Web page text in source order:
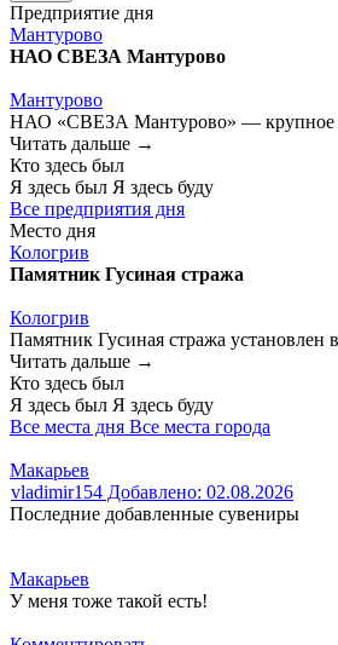
Предприятие дня
Мантурово
НАО СВЕЗА Мантурово
Мантурово
НАО «СВЕЗА Мантурово» — крупное
Читать дальше →
Кто здесь был
Я здесь был Я здесь буду
Все предприятия дня
Место дня
Кологрив
Памятник Гусиная стража
Кологрив
Памятник Гусиная стража
Читать дальше →
Кто здесь был
Я здесь был Я здесь буду
Все места дня Все места города
Макарьев
vladimir154 Добавлено: 02.08.2026
Последние добавленные сувениры
Макарьев
У меня тоже такой есть!